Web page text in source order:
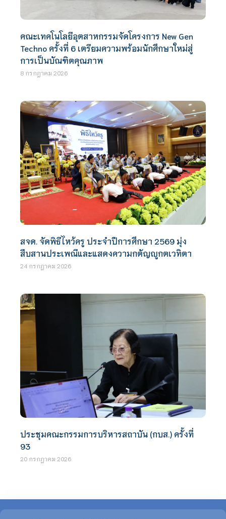
คณะเทคโนโลยีอุตสาหกรรมจัดโครงการ New Gen
Techno ครั้งที่ 6 เตรียมความพร้อมนักศึกษาใหม่สู่
การเป็นบัณฑิตคุณภาพ
8 กรกฎาคม 2026
สจด. จัดพิธีไหว้ครู ประจำปีการศึกษา 2569 มุ่ง
สืบสานประเพณีและแสดงความกตัญญูกตเวทิตา
24 กรกฎาคม 2026
ประชุมคณะกรรมการบริหารสถาบัน (กบส.) ครั้งที่
93
20 กรกฎาคม 2026